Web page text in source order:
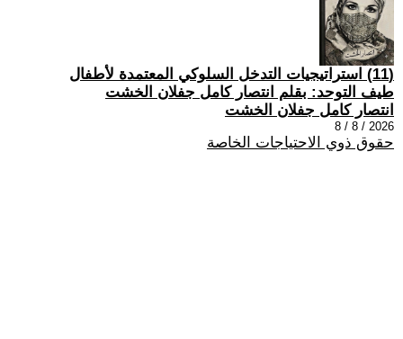
(11) استراتيجيات التدخل السلوكي المعتمدة لأطفال
طيف التوحد: بقلم انتصار كامل جفلان الخشت
انتصار كامل جفلان الخشت
2026 / 8 / 8
حقوق ذوي الاحتياجات الخاصة